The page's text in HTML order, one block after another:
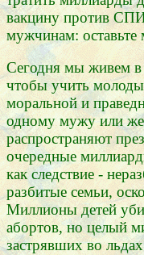
вакцину против
мужчинам:
Сегодня мы живем
чтобы учить
моральной и
одному мужу или
распространяют
очередные
как следствие -
разбитые семьи,
Миллионы детей
абортов, но целый
застрявших во